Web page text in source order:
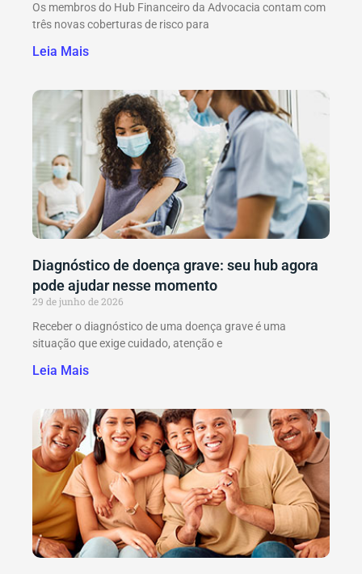
Os membros do Hub Financeiro da Advocacia contam com
três novas coberturas de risco para
Leia Mais
Diagnóstico de doença grave: seu hub agora
pode ajudar nesse momento
29 de junho de 2026
Receber o diagnóstico de uma doença grave é uma
situação que exige cuidado, atenção e
Leia Mais